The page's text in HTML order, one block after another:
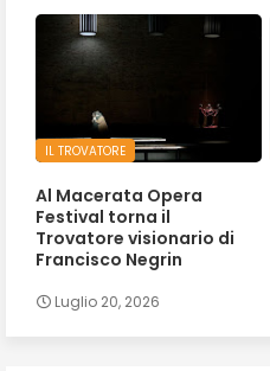
IL TROVATORE
Al Macerata Opera
Festival torna il
Trovatore visionario di
Francisco Negrin
Luglio 20, 2026